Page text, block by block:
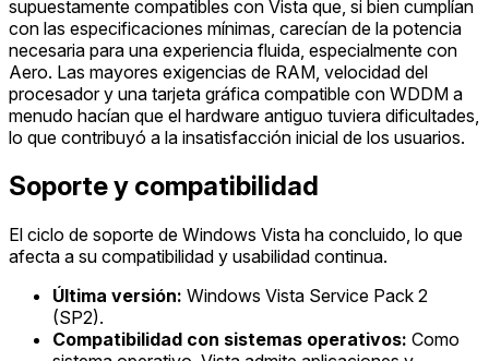
supuestamente compatibles con Vista que, si bien cumplían
con las especificaciones mínimas, carecían de la potencia
necesaria para una experiencia fluida, especialmente con
Aero. Las mayores exigencias de RAM, velocidad del
procesador y una tarjeta gráfica compatible con WDDM a
menudo hacían que el hardware antiguo tuviera dificultades,
lo que contribuyó a la insatisfacción inicial de los usuarios.
Soporte y compatibilidad
El ciclo de soporte de Windows Vista ha concluido, lo que
afecta a su compatibilidad y usabilidad continua.
Última versión: Windows Vista Service Pack 2
(SP2).
Compatibilidad con sistemas operativos: Como